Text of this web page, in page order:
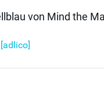
von Mind the